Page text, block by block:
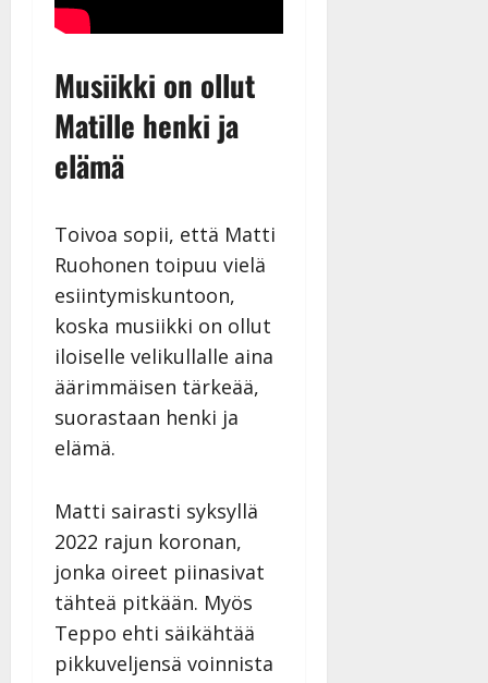
Musiikki on ollut
Matille henki ja
elämä
Toivoa sopii, että Matti
Ruohonen toipuu vielä
esiintymiskuntoon,
koska musiikki on ollut
iloiselle velikullalle aina
äärimmäisen tärkeää,
suorastaan henki ja
elämä.
Matti sairasti syksyllä
2022 rajun koronan,
jonka oireet piinasivat
tähteä pitkään. Myös
Teppo ehti säikähtää
pikkuveljensä voinnista